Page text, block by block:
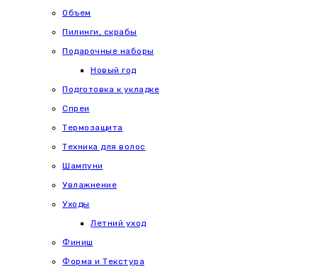
Объем
Пилинги, скрабы
Подарочные наборы
Новый год
Подготовка к укладке
Спреи
Термозащита
Техника для волос
Шампуни
Увлажнение
Уходы
Летний уход
Финиш
Форма и Текстура